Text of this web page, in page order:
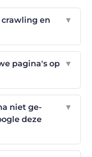
en
▼
pagina's op
▼
niet ge-
deze
▼